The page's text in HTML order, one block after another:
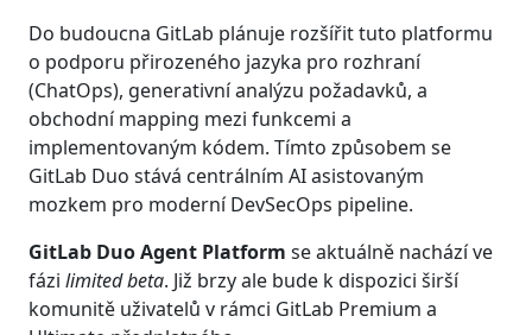
Do budoucna GitLab plánuje rozšířit tuto platformu
o podporu přirozeného jazyka pro rozhraní
(ChatOps), generativní analýzu požadavků, a
obchodní mapping mezi funkcemi a
implementovaným kódem. Tímto způsobem se
GitLab Duo stává centrálním AI asistovaným
mozkem pro moderní DevSecOps pipeline.
GitLab Duo Agent Platform se aktuálně nachází ve
fázi limited beta. Již brzy ale bude k dispozici širší
komunitě uživatelů v rámci GitLab Premium a